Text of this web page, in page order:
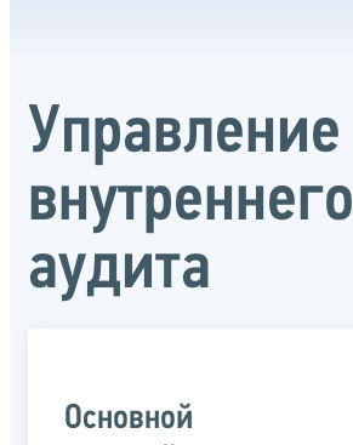
Управление
внутреннего
аудита
Основной